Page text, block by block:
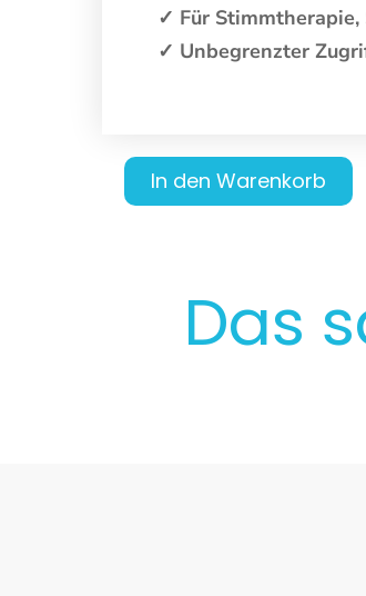
✓ Für
✓ Unbegrenzter
In den Warenkorb
Das